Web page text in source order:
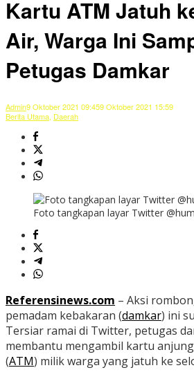
Kartu ATM Jatuh
Air, Warga Ini
Petugas Damkar
Admin9 Oktober 2021 09:459 Oktober 2021 15:59
Berita Utama, Daerah
Foto tangkapan layar Twitter
Referensinews.com – Aksi
pemadam kebakaran (damkar) ini
Tersiar ramai di Twitter, petugas
membantu mengambil kartu
(ATM) milik warga yang jatuh ke